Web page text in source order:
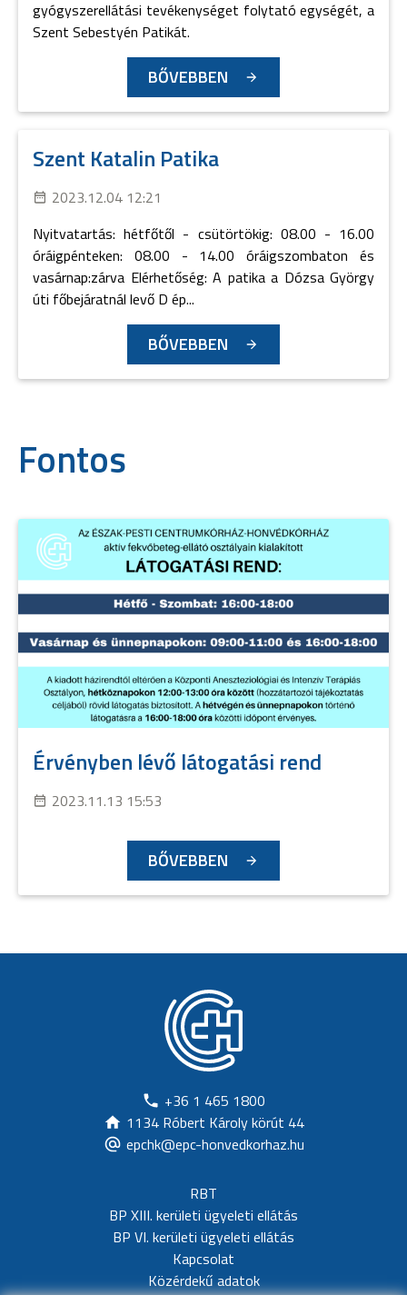
gyógyszerellátási tevékenységet folytató egységét, a
Szent Sebestyén Patikát.
BŐVEBBEN
Szent Katalin Patika
2023.12.04 12:21
Nyitvatartás: hétfőtől - csütörtökig: 08.00 - 16.00
óráigpénteken: 08.00 - 14.00 óráigszombaton és
vasárnap:zárva Elérhetőség: A patika a Dózsa György
úti főbejáratnál levő D ép...
BŐVEBBEN
Fontos
Érvényben lévő látogatási rend
2023.11.13 15:53
BŐVEBBEN
+36 1 465 1800
1134 Róbert Károly körút 44
epchk@epc-honvedkorhaz.hu
RBT
BP XIII. kerületi ügyeleti ellátás
BP VI. kerületi ügyeleti ellátás
Kapcsolat
Közérdekű adatok
Adatvédelem